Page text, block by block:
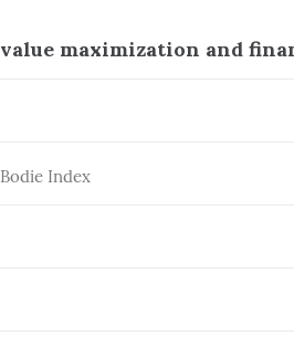
value maximization and
Bodie Index